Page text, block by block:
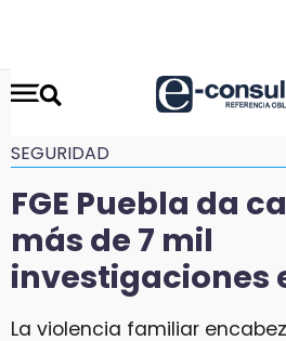
SEGURIDAD
FGE Puebla da
más de 7 mil
investigaciones
La violencia familiar